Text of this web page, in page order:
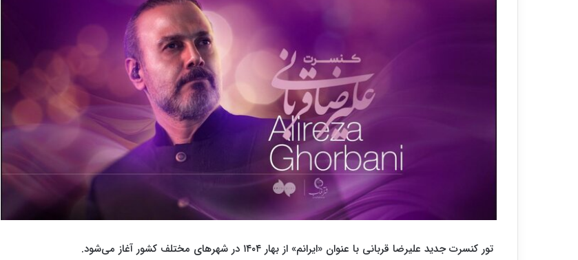
تور کنسرت‌ جدید علیرضا قربانی با عنوان «ایرانم» از بهار ۱۴۰۴ در شهرهای مختلف کشور آغاز می‌شود.